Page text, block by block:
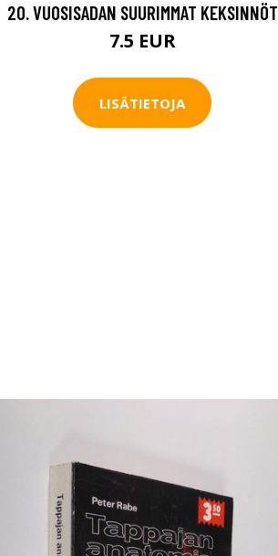
20. VUOSISADAN SUURIMMAT KEKSINNÖT
7.5 EUR
LISÄTIETOJA